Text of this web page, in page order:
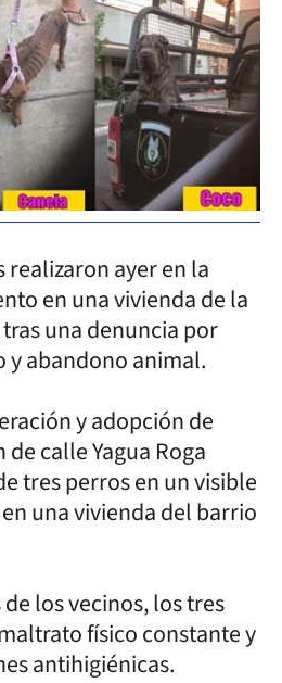
ayer en la
en una vivienda de la
una denuncia por
abandono animal.
y adopción de
calle Yagua Roga
tres perros en un visible
una vivienda del barrio
los vecinos, los tres
físico constante y
antihigiénicas.